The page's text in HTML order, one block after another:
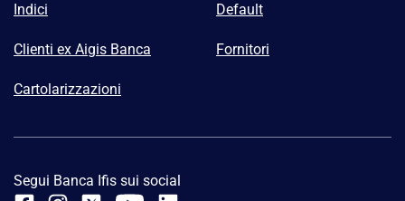
Indici
Default
Clienti ex Aigis Banca Fornitori
Cartolarizzazioni
Segui Banca Ifis sui social